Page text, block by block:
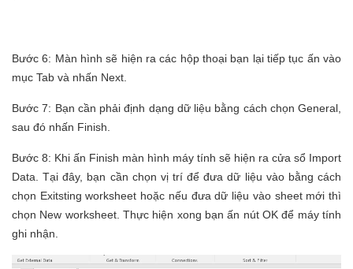
Bước 6: Màn hình sẽ hiện ra các hộp thoại bạn lại tiếp tục ấn vào
mục Tab và nhấn Next.
Bước 7: Bạn cần phải định dạng dữ liệu bằng cách chọn General,
sau đó nhấn Finish.
Bước 8: Khi ấn Finish màn hình máy tính sẽ hiện ra cửa sổ Import
Data. Tại đây, bạn cần chọn vị trí để đưa dữ liệu vào bằng cách
chọn Exitsting worksheet hoặc nếu đưa dữ liệu vào sheet mới thì
chọn New worksheet. Thực hiện xong bạn ấn nút OK để máy tính
ghi nhận.